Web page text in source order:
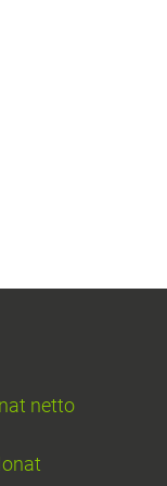
netto